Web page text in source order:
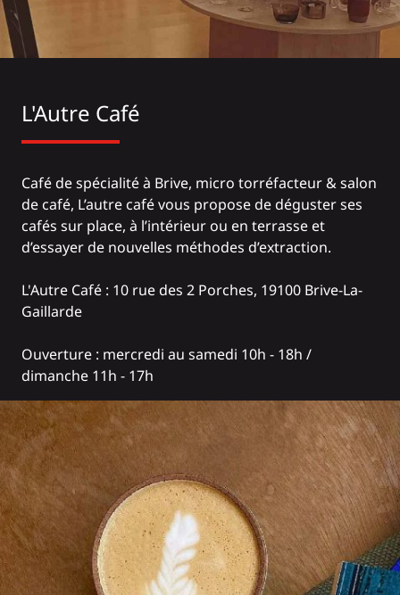
L'Autre Café
Café de spécialité à Brive, micro torréfacteur & salon
de café, L’autre café vous propose de déguster ses
cafés sur place, à l’intérieur ou en terrasse et
d’essayer de nouvelles méthodes d’extraction.
L'Autre Café : 10 rue des 2 Porches, 19100 Brive-La-
Gaillarde
Ouverture : mercredi au samedi 10h - 18h /
dimanche 11h - 17h